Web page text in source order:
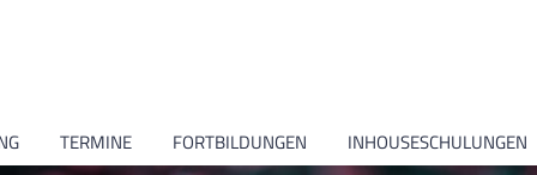
TERMINE FORTBILDUNGEN INHOUSESCHULUNGEN